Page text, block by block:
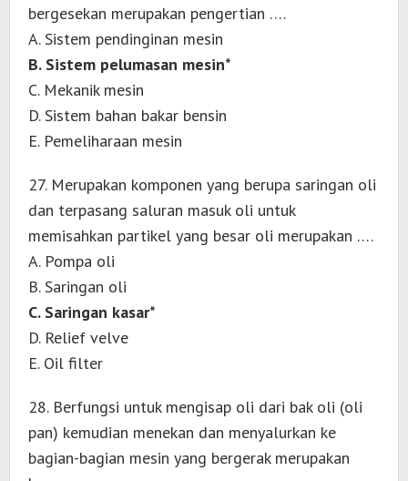
bergesekan merupakan pengertian ….
A. Sistem pendinginan mesin
B. Sistem pelumasan mesin*
C. Mekanik mesin
D. Sistem bahan bakar bensin
E. Pemeliharaan mesin
27. Merupakan komponen yang berupa saringan oli
dan terpasang saluran masuk oli untuk
memisahkan partikel yang besar oli merupakan ….
A. Pompa oli
B. Saringan oli
C. Saringan kasar*
D. Relief velve
E. Oil filter
28. Berfungsi untuk mengisap oli dari bak oli (oli
pan) kemudian menekan dan menyalurkan ke
bagian-bagian mesin yang bergerak merupakan